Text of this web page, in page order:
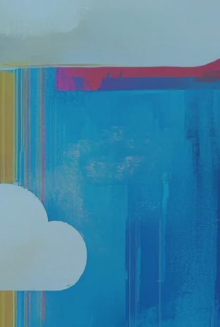
MIGRERA
MELLAN
MICROSOF
T OFFICE
OCH
GOOGLE
WORKSPAC